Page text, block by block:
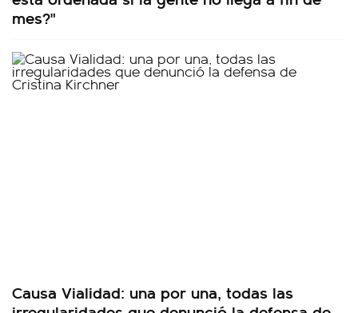
mes?"
Causa Vialidad: una por una, todas las